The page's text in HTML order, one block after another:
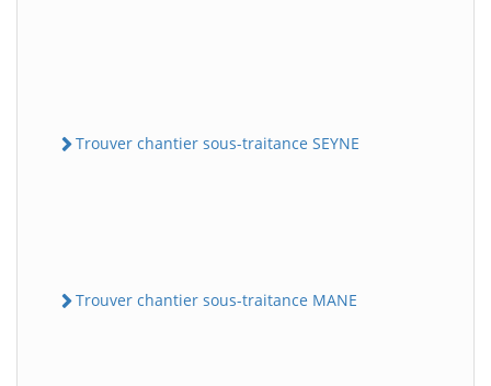
Trouver chantier sous-traitance SEYNE
Trouver chantier sous-traitance MANE